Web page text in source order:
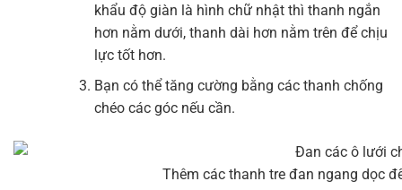
khẩu độ giàn là hình chữ nhật thì thanh ngắn
hơn nằm dưới, thanh dài hơn nằm trên để chịu
lực tốt hơn.
Bạn có thể tăng cường bằng các thanh chống
chéo các góc nếu cần.
Thêm các thanh tre đan ngang dọc